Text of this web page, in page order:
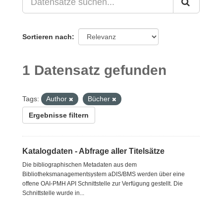
Sortieren nach
1 Datensatz gefunden
Tags: Author Bücher
Ergebnisse filtern
Katalogdaten - Abfrage aller Titelsätze
Die bibliographischen Metadaten aus dem
Bibliotheksmanagementsystem aDIS/BMS werden über eine
offene OAI-PMH API Schnittstelle zur Verfügung gestellt. Die
Schnittstelle wurde in...